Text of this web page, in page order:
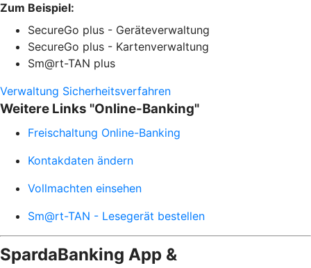
Zum Beispiel:
SecureGo plus - Geräteverwaltung
SecureGo plus - Kartenverwaltung
Sm@rt-TAN plus
Verwaltung Sicherheitsverfahren
Weitere Links "Online-Banking"
Freischaltung Online-Banking
Kontakdaten ändern
Vollmachten einsehen
Sm@rt-TAN - Lesegerät bestellen
SpardaBanking App &